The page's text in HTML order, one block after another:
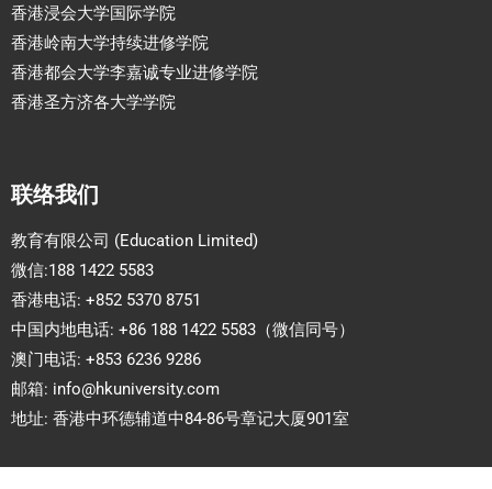
香港浸会大学国际学院
香港岭南大学持续进修学院
香港都会大学李嘉诚专业进修学院
香港圣方济各大学学院
联络我们
教育有限公司 (Education Limited)
微信:188 1422 5583
香港电话: +852 5370 8751
中国内地电话: +86 188 1422 5583（微信同号）
澳门电话: +853 6236 9286
邮箱: info@hkuniversity.com
地址: 香港中环德辅道中84-86号章记大厦901室